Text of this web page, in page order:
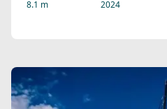
8.1 m
2024